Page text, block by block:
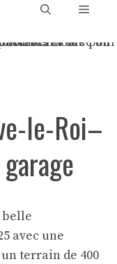
Menu
le-Roi–
belle
avec une
terrain de 400